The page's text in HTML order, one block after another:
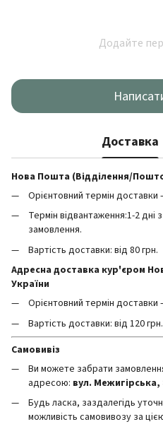
Додайте
Доставка
Нова Пошта (Відділення/
Орієнтовний термін доставки
Термін відвантаження:1-2
замовлення.
Вартість доставки: від 80 грн.
Адресна доставка кур'єром
України
Орієнтовний термін доставки
Вартість доставки: від 120 грн.
Самовивіз
Ви можете забрати
адресою: вул. Межигірська,
Будь ласка, заздалегідь
можливість самовивозу за